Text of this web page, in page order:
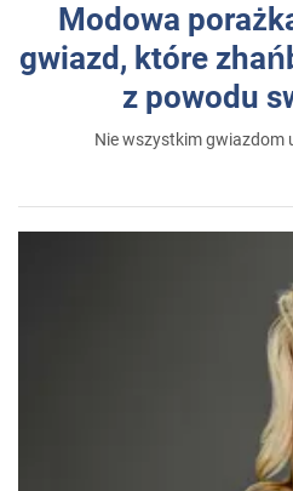
Modowa
gwiazd, które
z powodu
Nie wszystkim gwiazdom